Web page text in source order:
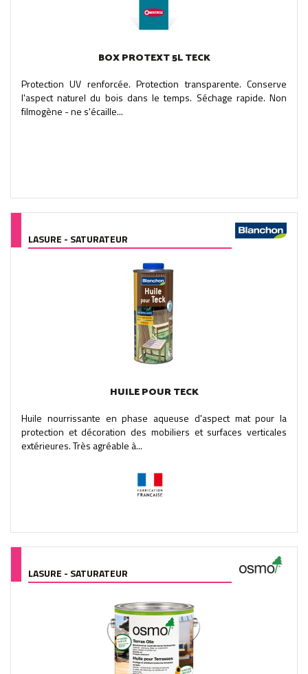
BOX PROTEXT 5L TECK
Protection UV renforcée. Protection transparente. Conserve
l'aspect naturel du bois dans le temps. Séchage rapide. Non
filmogène - ne s'écaille...
LASURE - SATURATEUR
HUILE POUR TECK
Huile nourrissante en phase aqueuse d'aspect mat pour la
protection et décoration des mobiliers et surfaces verticales
extérieures. Très agréable à...
LASURE - SATURATEUR